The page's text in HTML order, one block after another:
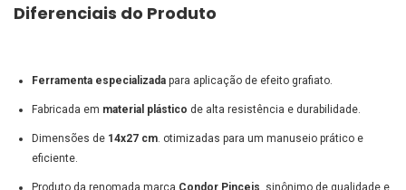
Diferenciais do Produto
Ferramenta especializada para aplicação de efeito grafiato.
Fabricada em material plástico de alta resistência e durabilidade.
Dimensões de 14x27 cm. otimizadas para um manuseio prático e
eficiente.
Produto da renomada marca Condor Pinceis . sinônimo de qualidade e